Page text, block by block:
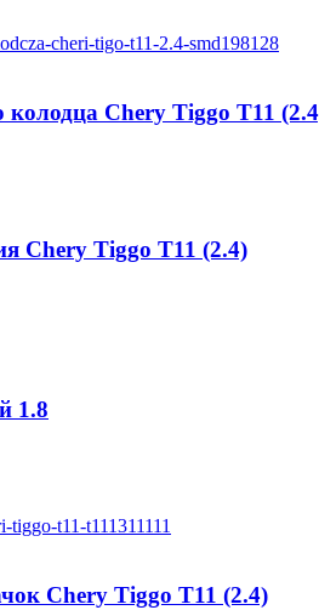
колодца Chery Tiggo T11
Chery Tiggo T11 (2.4)
1.8
Chery Tiggo T11 (2.4)